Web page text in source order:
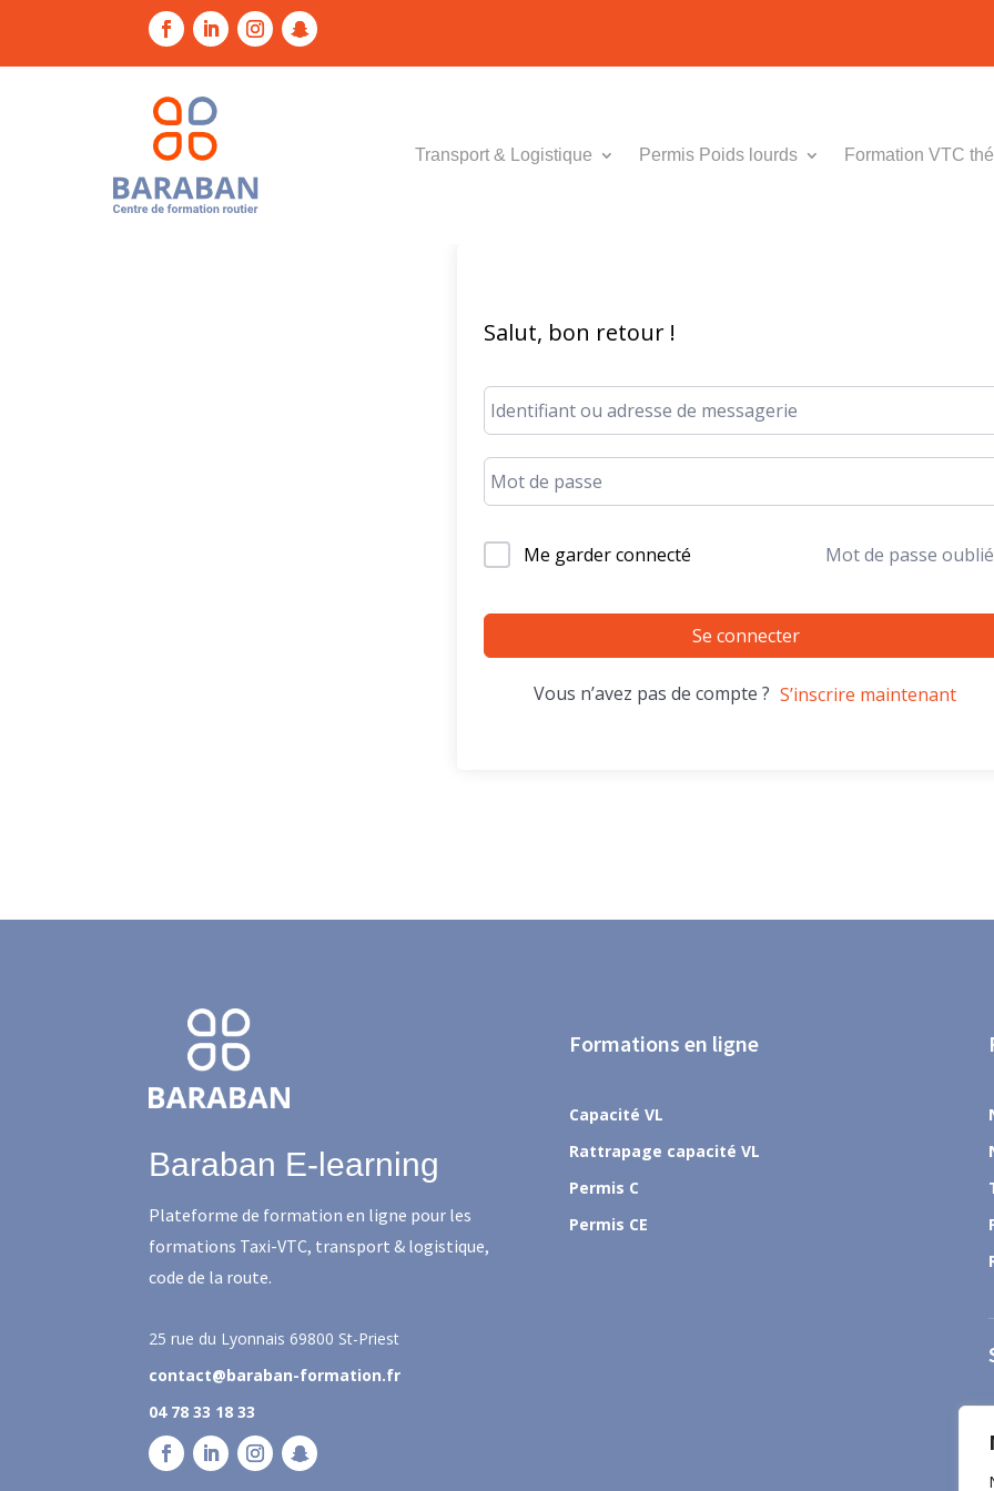
Transport & Logistique Permis Poids lourds Formation VTC
Salut, bon retour !
Me garder connecté Mot de passe
Se connecter
Vous n’avez pas de compte ? S’inscrire maintenant
Baraban E-learning
Plateforme de formation en ligne pour les
formations Taxi-VTC, transport & logistique,
code de la route.
25 rue du Lyonnais 69800 St-Priest
contact@baraban-formation.fr
04 78 33 18 33
Formations en ligne
Capacité VL
Rattrapage capacité VL
Permis C
Permis CE